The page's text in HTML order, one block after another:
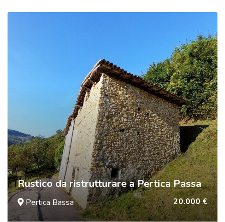
Rustico da ristrutturare a Pertica Passa
Pertica Bassa 20.000 €